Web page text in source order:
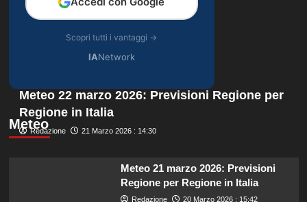
Scopri tutti i vantaggi →
IANetwork
Meteo
Meteo 22 marzo 2026: Previsioni Regione per
Regione in Italia
Redazione 21 Marzo 2026 : 14:30
Meteo 21 marzo 2026: Previsioni
Regione per Regione in Italia
Redazione 20 Marzo 2026 : 15:42